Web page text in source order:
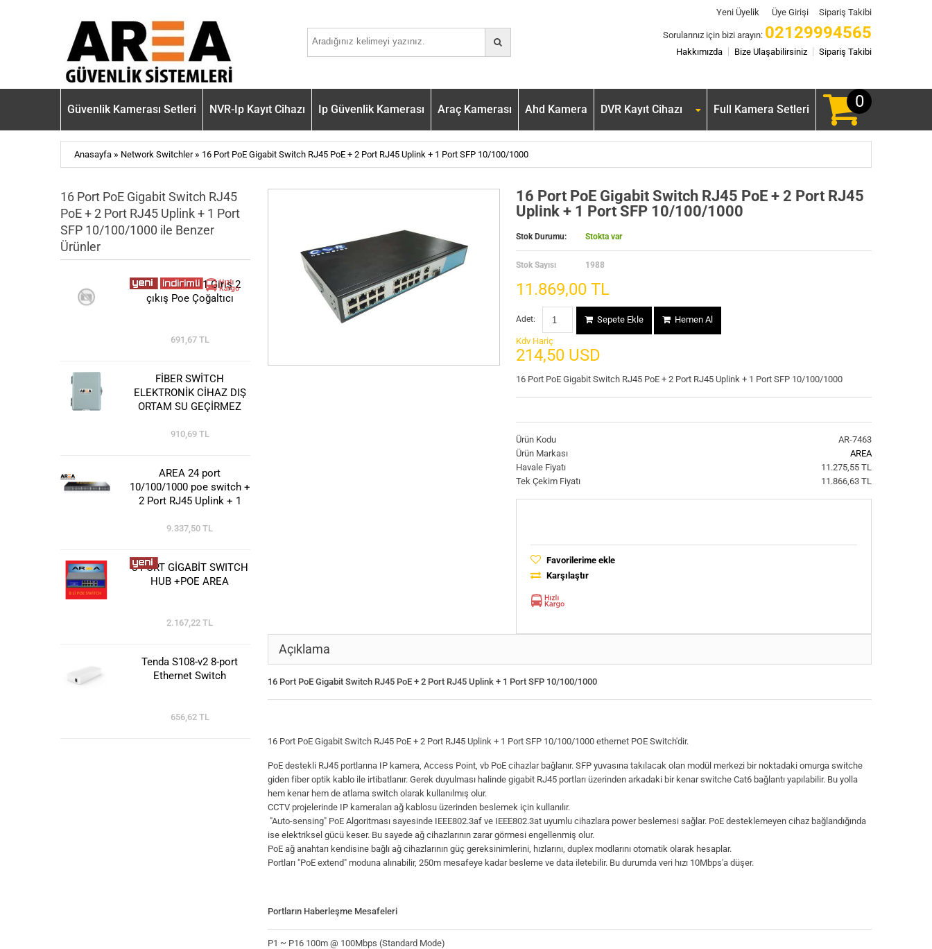
Yeni Üyelik Üye Girişi Sipariş Takibi
Sorularınız için bizi arayın: 02129994565
Hakkımızda Bize Ulaşabilirsiniz Sipariş Takibi
Güvenlik Kamerası Setleri NVR-Ip Kayıt Cihazı Ip Güvenlik Kamerası Araç Kamerası Ahd Kamera DVR Kayıt Cihazı Full Kamera Setleri 0
Anasayfa » Network Switchler » 16 Port PoE Gigabit Switch RJ45 PoE + 2 Port RJ45 Uplink + 1 Port SFP 10/100/1000
16 Port PoE Gigabit Switch RJ45
PoE + 2 Port RJ45 Uplink + 1 Port
SFP 10/100/1000 ile Benzer
Ürünler
Poe Extender 1 Giriş 2
çıkış Poe Çoğaltıcı
691,67 TL
FİBER SWİTCH
ELEKTRONİK CİHAZ DIŞ
ORTAM SU GEÇİRMEZ
910,69 TL
AREA 24 port
10/100/1000 poe switch +
2 Port RJ45 Uplink + 1
2421P
9.337,50 TL
8 PORT GİGABİT SWITCH
HUB +POE AREA
2.167,22 TL
Tenda S108-v2 8-port
Ethernet Switch
656,62 TL
16 Port PoE Gigabit Switch RJ45 PoE + 2 Port RJ45
Uplink + 1 Port SFP 10/100/1000
Stok Durumu: Stokta var
Stok Sayısı 1988
11.869,00 TL
Adet: Sepete Ekle Hemen Al
Kdv Hariç
214,50 USD
16 Port PoE Gigabit Switch RJ45 PoE + 2 Port RJ45 Uplink + 1 Port SFP 10/100/1000
Ürün Kodu
AR-7463
Ürün Markası
AREA
Havale Fiyatı
11.275,55 TL
Tek Çekim Fiyatı
11.866,63 TL
Favorilerime ekle
Karşılaştır
Açıklama
16 Port PoE Gigabit Switch RJ45 PoE + 2 Port RJ45 Uplink + 1 Port SFP 10/100/1000
16 Port PoE Gigabit Switch RJ45 PoE + 2 Port RJ45 Uplink + 1 Port SFP 10/100/1000 ethernet POE Switch'dir.
PoE destekli RJ45 portlarına IP kamera, Access Point, vb PoE cihazlar bağlanır. SFP yuvasına takılacak olan modül merkezi bir noktadaki omurga switche
giden fiber optik kablo ile irtibatlanır. Gerek duyulması halinde gigabit RJ45 portları üzerinden arkadaki bir kenar switche Cat6 bağlantı yapılabilir. Bu yolla
hem kenar hem de atlama switch olarak kullanılmış olur.
CCTV projelerinde IP kameraları ağ kablosu üzerinden beslemek için kullanılır.
"Auto-sensing" PoE Algoritması sayesinde IEEE802.3af ve IEEE802.3at uyumlu cihazlara power beslemesi sağlar. PoE desteklemeyen cihaz bağlandığında
ise elektriksel gücü keser. Bu sayede ağ cihazlarının zarar görmesi engellenmiş olur.
PoE ağ anahtarı kendisine bağlı ağ cihazlarının güç gereksinimlerini, hızlarını, duplex modlarını otomatik olarak hesaplar.
Portları "PoE extend" moduna alınabilir, 250m mesafeye kadar besleme ve data iletebilir. Bu durumda veri hızı 10Mbps'a düşer.
Portların Haberleşme Mesafeleri
P1 ~ P16 100m @ 100Mbps (Standard Mode)